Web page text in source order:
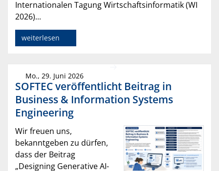
Internationalen Tagung Wirtschaftsinformatik (WI
2026)...
weiterlesen
Mo., 29. Juni 2026
SOFTEC veröffentlicht Beitrag in
Business & Information Systems
Engineering
Wir freuen uns,
bekanntgeben zu dürfen,
dass der Beitrag
„Designing Generative AI-